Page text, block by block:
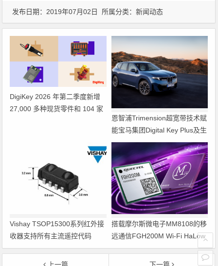
发布日期：2019年07月02日 所属分类：新闻动态
DigiKey 2026 年第二季度新增
27,000 多种现货零件和 104 家
恩智浦Trimension超宽带技术赋
能宝马集团Digital Key Plus及生
命体存在检测功能
Vishay TSOP15300系列红外接
收器支持所有主流遥控代码
搭载摩尔斯微电子MM8108的移
远通信FGH200M Wi-Fi HaLow
模组 现已通过四项国际认证 可